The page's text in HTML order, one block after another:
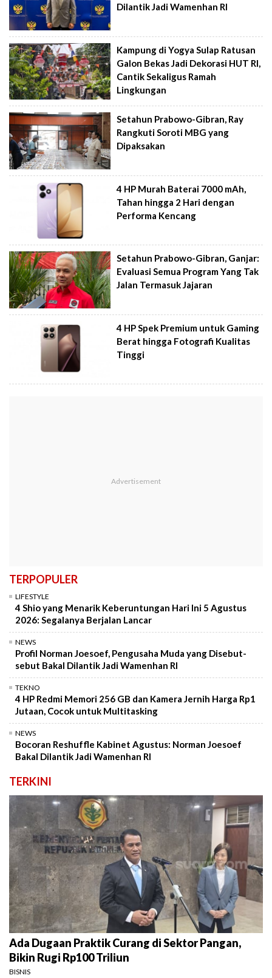
Dilantik Jadi Wamenhan RI
Kampung di Yogya Sulap Ratusan
Galon Bekas Jadi Dekorasi HUT RI,
Cantik Sekaligus Ramah
Lingkungan
Setahun Prabowo-Gibran, Ray
Rangkuti Soroti MBG yang
Dipaksakan
4 HP Murah Baterai 7000 mAh,
Tahan hingga 2 Hari dengan
Performa Kencang
Setahun Prabowo-Gibran, Ganjar:
Evaluasi Semua Program Yang Tak
Jalan Termasuk Jajaran
4 HP Spek Premium untuk Gaming
Berat hingga Fotografi Kualitas
Tinggi
TERPOPULER
LIFESTYLE
4 Shio yang Menarik Keberuntungan Hari Ini 5 Agustus
2026: Segalanya Berjalan Lancar
NEWS
Profil Norman Joesoef, Pengusaha Muda yang Disebut-
sebut Bakal Dilantik Jadi Wamenhan RI
TEKNO
4 HP Redmi Memori 256 GB dan Kamera Jernih Harga Rp1
Jutaan, Cocok untuk Multitasking
NEWS
Bocoran Reshuffle Kabinet Agustus: Norman Joesoef
Bakal Dilantik Jadi Wamenhan RI
TERKINI
Ada Dugaan Praktik Curang di Sektor Pangan,
Bikin Rugi Rp100 Triliun
BISNIS